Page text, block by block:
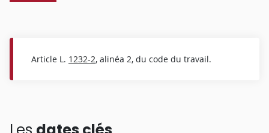
Article L. 1232-2, alinéa 2, du code du travail.